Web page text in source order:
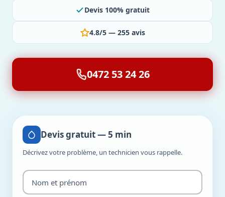
Devis 100% gratuit
4.8/5 — 255 avis
0472 53 24 26
Devis gratuit — 5 min
Décrivez votre problème, un technicien vous rappelle.